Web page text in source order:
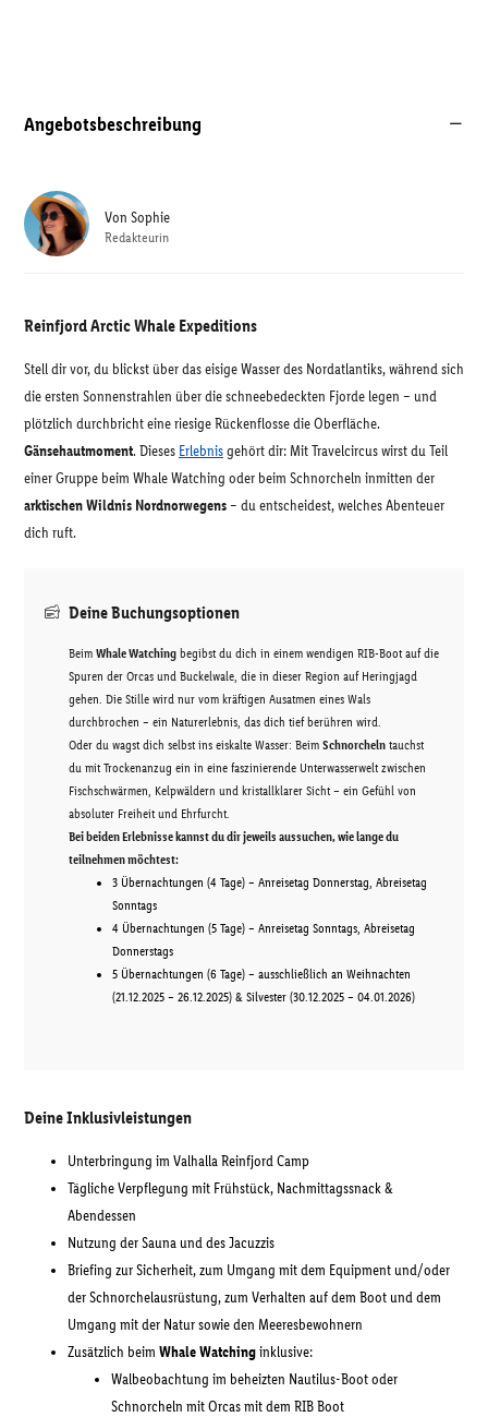
Angebotsbeschreibung
Reinfjord Arctic Whale Expeditions
Stell dir vor, du blickst über das eisige Wasser des Nordatlantiks, während sich
die ersten Sonnenstrahlen über die schneebedeckten Fjorde legen – und
plötzlich durchbricht eine riesige Rückenflosse die Oberfläche.
Gänsehautmoment. Dieses Erlebnisgehört dir: Mit Travelcircus wirst du Teil
einer Gruppe beim Whale Watching oder beim Schnorcheln inmitten der
arktischen Wildnis Nordnorwegens– du entscheidest, welches Abenteuer
dich ruft.
Deine Buchungsoptionen
Beim Whale Watching begibst du dich in einem wendigen RIB-Boot auf die
Spuren der Orcas und Buckelwale, die in dieser Region auf Heringjagd
gehen. Die Stille wird nur vom kräftigen Ausatmen eines Wals
durchbrochen – ein Naturerlebnis, das dich tief berühren wird.
Oder du wagst dich selbst ins eiskalte Wasser: Beim Schnorcheln tauchst
du mit Trockenanzug ein in eine faszinierende Unterwasserwelt zwischen
Fischschwärmen, Kelpwäldern und kristallklarer Sicht – ein Gefühl von
absoluter Freiheit und Ehrfurcht.
Bei beiden Erlebnisse kannst du dir jeweils aussuchen, wie lange du
teilnehmen möchtest:
3 Übernachtungen (4 Tage) – Anreisetag Donnerstag, Abreisetag
Sonntags
4 Übernachtungen (5 Tage) – Anreisetag Sonntags, Abreisetag
Donnerstags
5 Übernachtungen (6 Tage) – ausschließlich an Weihnachten
(21.12.2025 – 26.12.2025) & Silvester (30.12.2025 – 04.01.2026)
Deine Inklusivleistungen
Unterbringung im Valhalla Reinfjord Camp
Tägliche Verpflegung mit Frühstück, Nachmittagssnack &
Abendessen
Nutzung der Sauna und des Jacuzzis
Briefing zur Sicherheit, zum Umgang mit dem Equipment und/oder
der Schnorchelausrüstung, zum Verhalten auf dem Boot und dem
Umgang mit der Natur sowie den Meeresbewohnern
Zusätzlich beim Whale Watchinginklusive:
Walbeobachtung im beheizten Nautilus-Boot oder
Schnorcheln mit Orcas mit dem RIB Boot
Von Sophie
Redakteurin